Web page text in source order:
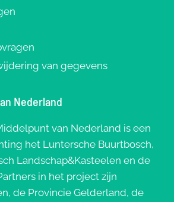
van gegevens
Nederland
van Nederland is een
het Luntersche Buurtbosch,
Landschap&Kasteelen en de
in het project zijn
de Provincie Gelderland, de